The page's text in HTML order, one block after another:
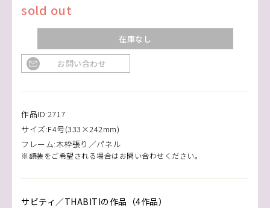
sold out
在庫なし
お問い合わせ
作品ID:2717
サイズ:F4号(333×242mm)
フレーム:木枠張り／パネル
※額装をご希望される場合はお問い合わせください。
サビティ／THABITIの作品（4作品）